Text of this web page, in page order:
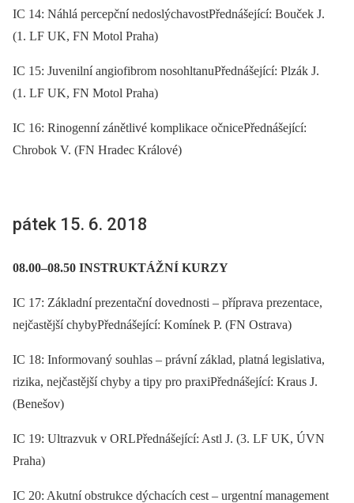
IC 14: Náhlá percepční nedoslýchavostPřednášející: Bouček J.
(1. LF UK, FN Motol Praha)
IC 15: Juvenilní angiofibrom nosohltanuPřednášející: Plzák J.
(1. LF UK, FN Motol Praha)
IC 16: Rinogenní zánětlivé komplikace očnicePřednášející:
Chrobok V. (FN Hradec Králové)
pátek 15. 6. 2018
08.00–08.50 INSTRUKTÁŽNÍ KURZY
IC 17: Základní prezentační dovednosti –⁠ příprava prezentace,
nejčastější chybyPřednášející: Komínek P. (FN Ostrava)
IC 18: Informovaný souhlas –⁠ právní základ, platná legislativa,
rizika, nejčastější chyby a tipy pro praxiPřednášející: Kraus J.
(Benešov)
IC 19: Ultrazvuk v ORLPřednášející: Astl J. (3. LF UK, ÚVN
Praha)
IC 20: Akutní obstrukce dýchacích cest –⁠ urgentní management